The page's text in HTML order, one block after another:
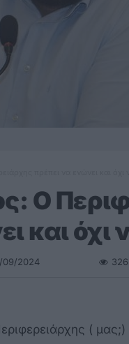
Ο
και όχι
09/2024 326
(